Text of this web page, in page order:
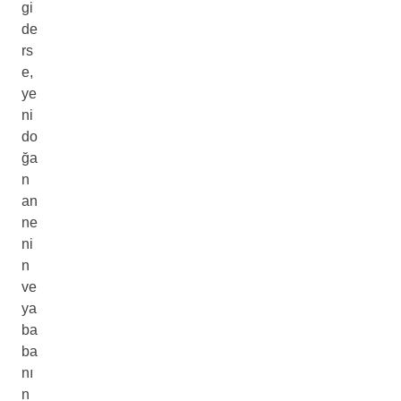
gi
de
rs
e,
ye
ni
do
ğa
n
an
ne
ni
n
ve
ya
ba
ba
nı
n